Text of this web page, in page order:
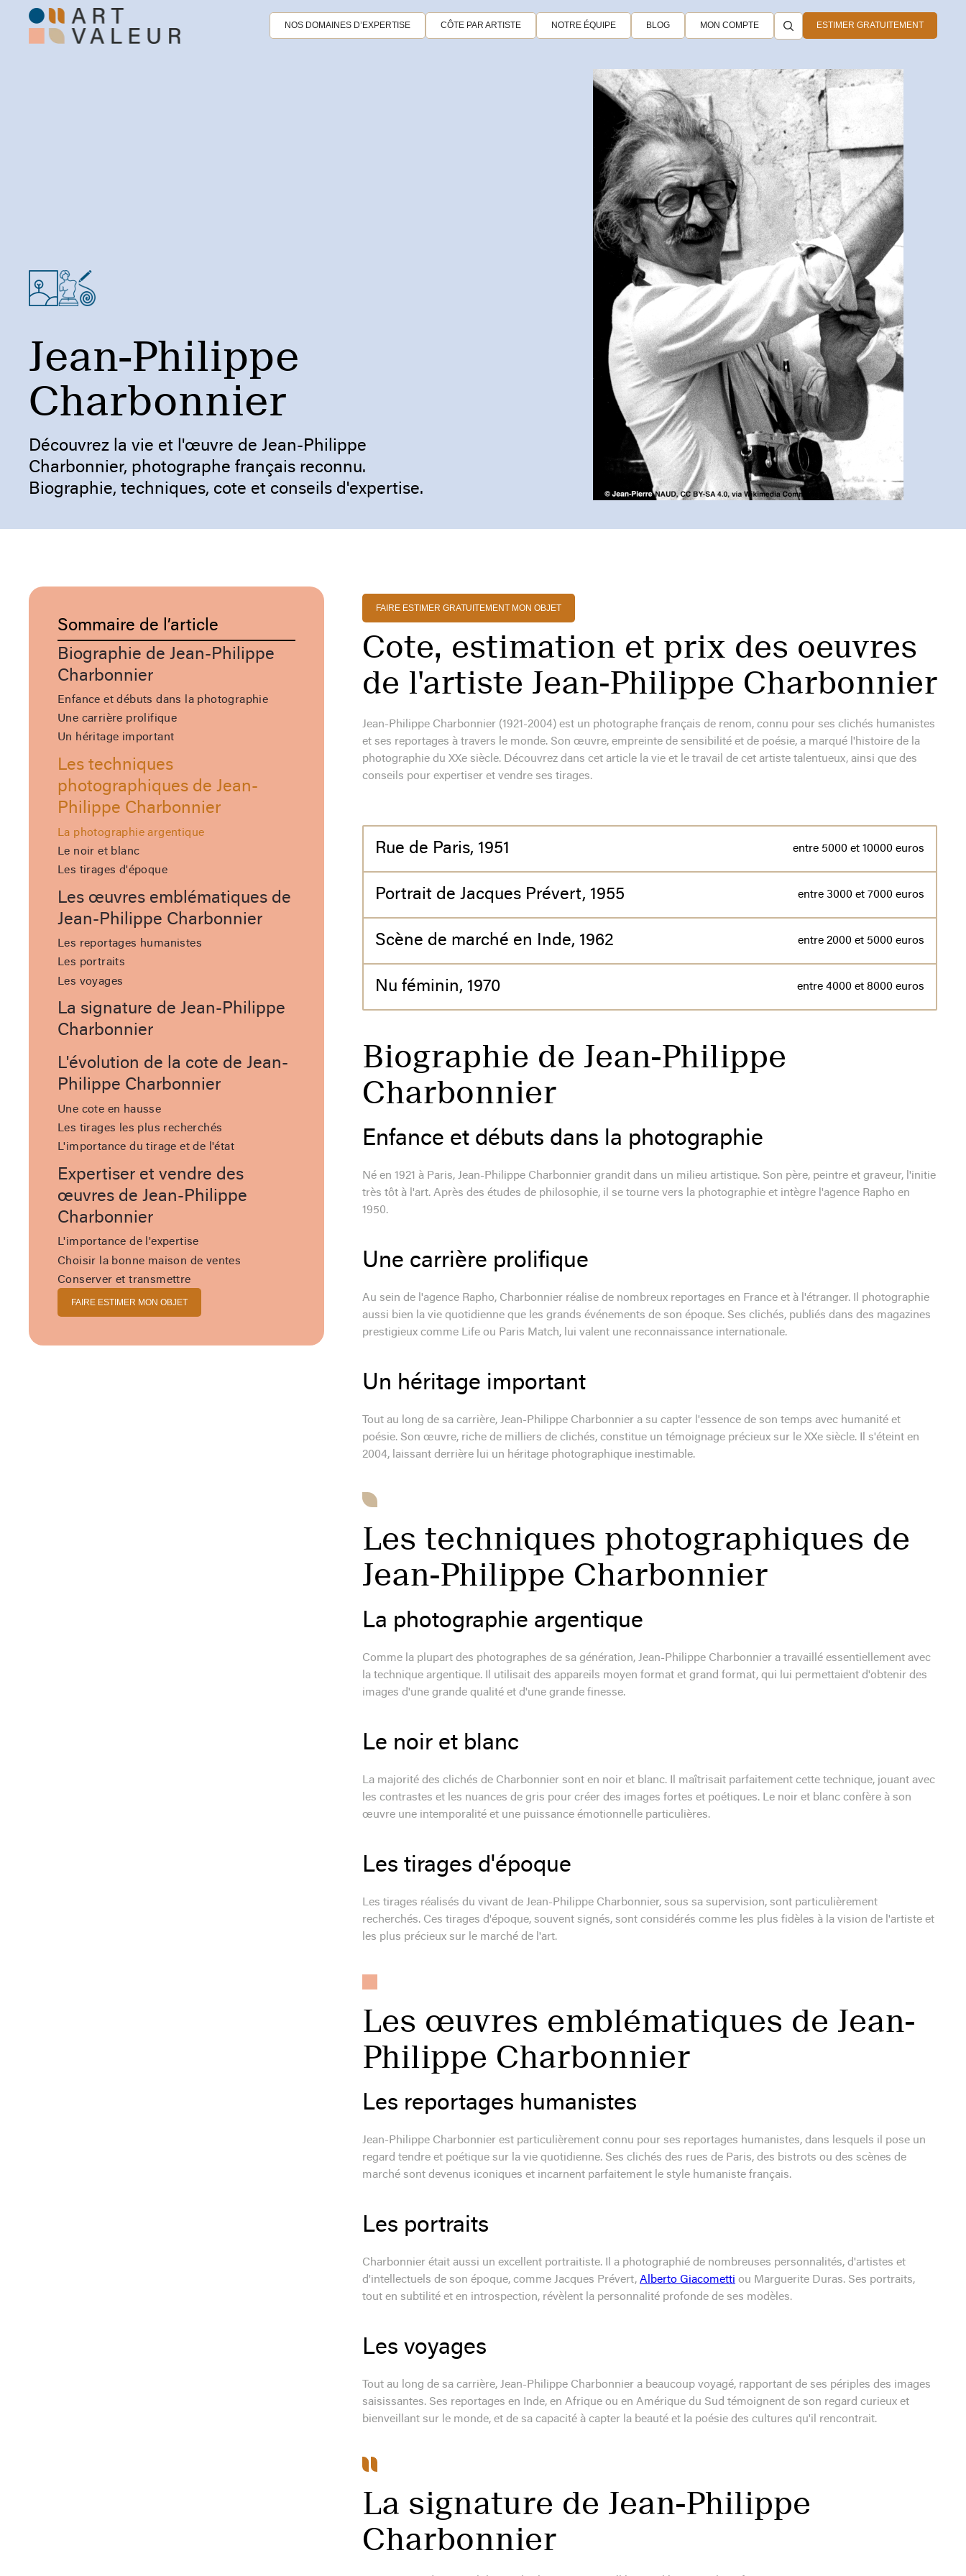
NOS DOMAINES D’EXPERTISE CÔTE PAR ARTISTE NOTRE ÉQUIPE BLOG MON COMPTE ESTIMER GRATUITEMENT
Jean-Philippe
Charbonnier
Découvrez la vie et l'œuvre de Jean-Philippe
Charbonnier, photographe français reconnu.
Biographie, techniques, cote et conseils d'expertise.
Sommaire de l’article
Biographie de Jean-Philippe
Charbonnier
Enfance et débuts dans la photographie
Une carrière prolifique
Un héritage important
Les techniques
photographiques de Jean-
Philippe Charbonnier
La photographie argentique
Le noir et blanc
Les tirages d'époque
Les œuvres emblématiques de
Jean-Philippe Charbonnier
Les reportages humanistes
Les portraits
Les voyages
La signature de Jean-Philippe
Charbonnier
L'évolution de la cote de Jean-
Philippe Charbonnier
Une cote en hausse
Les tirages les plus recherchés
L'importance du tirage et de l'état
Expertiser et vendre des
œuvres de Jean-Philippe
Charbonnier
L'importance de l'expertise
Choisir la bonne maison de ventes
Conserver et transmettre
FAIRE ESTIMER MON OBJET
FAIRE ESTIMER GRATUITEMENT MON OBJET
Cote, estimation et prix des oeuvres
de l'artiste Jean-Philippe Charbonnier
Jean-Philippe Charbonnier (1921-2004) est un photographe français de renom, connu pour ses clichés humanistes
et ses reportages à travers le monde. Son œuvre, empreinte de sensibilité et de poésie, a marqué l'histoire de la
photographie du XXe siècle. Découvrez dans cet article la vie et le travail de cet artiste talentueux, ainsi que des
conseils pour expertiser et vendre ses tirages.
Rue de Paris, 1951 entre 5000 et 10000 euros
Portrait de Jacques Prévert, 1955 entre 3000 et 7000 euros
Scène de marché en Inde, 1962 entre 2000 et 5000 euros
Nu féminin, 1970 entre 4000 et 8000 euros
Biographie de Jean-Philippe
Charbonnier
Enfance et débuts dans la photographie
Né en 1921 à Paris, Jean-Philippe Charbonnier grandit dans un milieu artistique. Son père, peintre et graveur, l'initie
très tôt à l'art. Après des études de philosophie, il se tourne vers la photographie et intègre l'agence Rapho en
1950.
Une carrière prolifique
Au sein de l'agence Rapho, Charbonnier réalise de nombreux reportages en France et à l'étranger. Il photographie
aussi bien la vie quotidienne que les grands événements de son époque. Ses clichés, publiés dans des magazines
prestigieux comme Life ou Paris Match, lui valent une reconnaissance internationale.
Un héritage important
Tout au long de sa carrière, Jean-Philippe Charbonnier a su capter l'essence de son temps avec humanité et
poésie. Son œuvre, riche de milliers de clichés, constitue un témoignage précieux sur le XXe siècle. Il s'éteint en
2004, laissant derrière lui un héritage photographique inestimable.
Les techniques photographiques de
Jean-Philippe Charbonnier
La photographie argentique
Comme la plupart des photographes de sa génération, Jean-Philippe Charbonnier a travaillé essentiellement avec
la technique argentique. Il utilisait des appareils moyen format et grand format, qui lui permettaient d'obtenir des
images d'une grande qualité et d'une grande finesse.
Le noir et blanc
La majorité des clichés de Charbonnier sont en noir et blanc. Il maîtrisait parfaitement cette technique, jouant avec
les contrastes et les nuances de gris pour créer des images fortes et poétiques. Le noir et blanc confère à son
œuvre une intemporalité et une puissance émotionnelle particulières.
Les tirages d'époque
Les tirages réalisés du vivant de Jean-Philippe Charbonnier, sous sa supervision, sont particulièrement
recherchés. Ces tirages d'époque, souvent signés, sont considérés comme les plus fidèles à la vision de l'artiste et
les plus précieux sur le marché de l'art.
Les œuvres emblématiques de Jean-
Philippe Charbonnier
Les reportages humanistes
Jean-Philippe Charbonnier est particulièrement connu pour ses reportages humanistes, dans lesquels il pose un
regard tendre et poétique sur la vie quotidienne. Ses clichés des rues de Paris, des bistrots ou des scènes de
marché sont devenus iconiques et incarnent parfaitement le style humaniste français.
Les portraits
Charbonnier était aussi un excellent portraitiste. Il a photographié de nombreuses personnalités, d'artistes et
d'intellectuels de son époque, comme Jacques Prévert, Alberto Giacometti ou Marguerite Duras. Ses portraits,
tout en subtilité et en introspection, révèlent la personnalité profonde de ses modèles.
Les voyages
Tout au long de sa carrière, Jean-Philippe Charbonnier a beaucoup voyagé, rapportant de ses périples des images
saisissantes. Ses reportages en Inde, en Afrique ou en Amérique du Sud témoignent de son regard curieux et
bienveillant sur le monde, et de sa capacité à capter la beauté et la poésie des cultures qu'il rencontrait.
La signature de Jean-Philippe
Charbonnier